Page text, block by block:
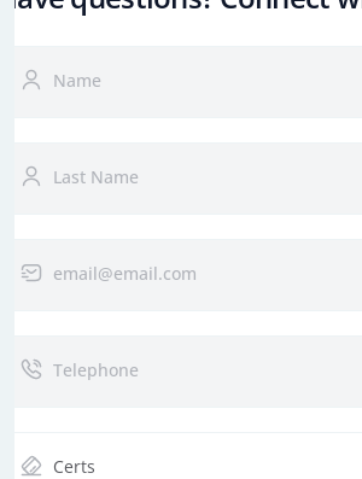
Certs